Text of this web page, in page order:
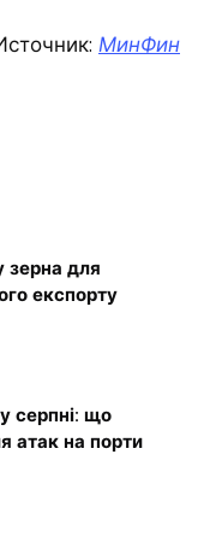
МинФин
зерна для
експорту
серпні: що
атак на порти